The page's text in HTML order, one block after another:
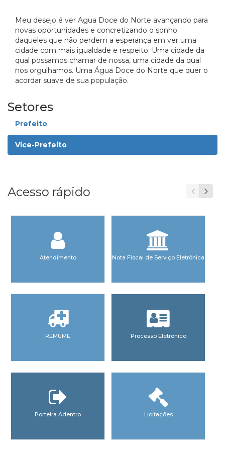
Meu desejo é ver Agua Doce do Norte avançando para
novas oportunidades e concretizando o sonho
daqueles que não perdem a esperança em ver uma
cidade com mais igualdade e respeito. Uma cidade da
qual possamos chamar de nossa, uma cidade da qual
nos orgulhamos. Uma Água Doce do Norte que quer o
acordar suave de sua população.
Setores
Prefeito
Vice-Prefeito
Acesso rápido
Atendimento Nota Fiscal de Serviço Eletrônica
REMUME Processo Eletrônico
Porteira Adentro Licitações